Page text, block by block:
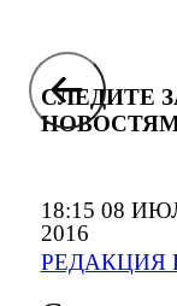
18:15 08
2016
РЕДАКЦИЯ
СЛЕДИТЕ